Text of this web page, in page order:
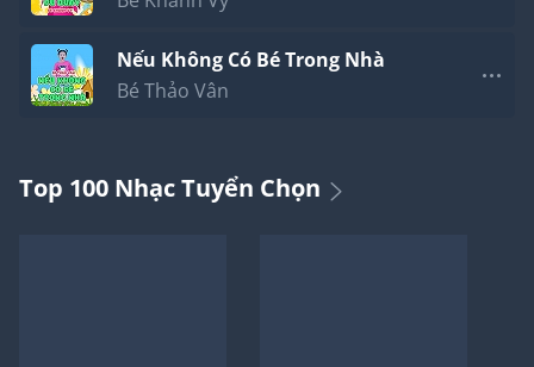
Nếu Không Có Bé Trong Nhà
Bé Thảo Vân
Top 100 Nhạc Tuyển Chọn